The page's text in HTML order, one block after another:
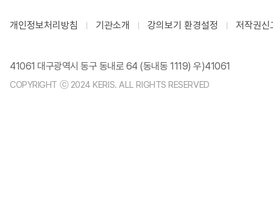
개인정보처리방침 기관소개 강의보기 환경설정 저작권신
41061 대구광역시 동구 동내로 64 (동내동 1119) 우)41061
COPYRIGHT ⓒ 2024 KERIS. ALL RIGHTS RESERVED